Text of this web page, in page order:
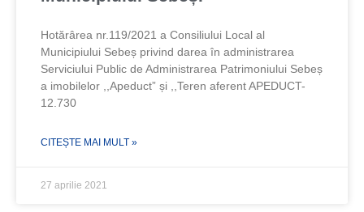
Hotărârea nr.119/2021 a Consiliului Local al
Municipiului Sebeș privind darea în administrarea
Serviciului Public de Administrarea Patrimoniului Sebeș
a imobilelor ,,Apeduct” și ,,Teren aferent APEDUCT-
12.730
CITEȘTE MAI MULT »
27 aprilie 2021